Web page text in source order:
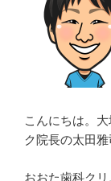
こんにちは。
ク院長の太田雅
おおた歯科ク